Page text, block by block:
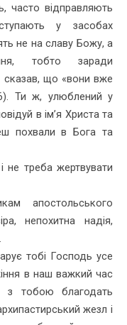
часто відправляють
у засобах
не на славу Божу, а
тобто заради
сказав, що «вони вже
Ти ж, улюблений у
в ім’я Христа та
похвали в Бога та
не треба жертвувати
апостольського
непохитна надія,
тобі Господь усе
в наш важкий час
з тобою благодать
жезл і